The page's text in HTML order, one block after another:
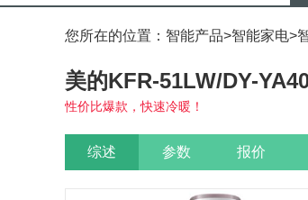
您所在的位置： 智能产品>智能家电>
美的KFR-51LW/DY-
性价比爆款，快速冷暖！
综述 参数 报价